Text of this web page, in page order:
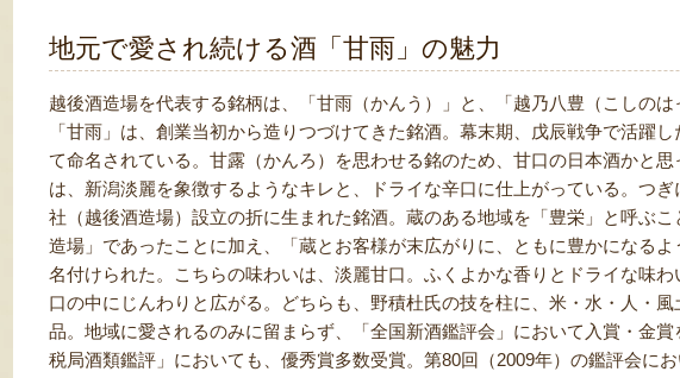
地元で愛され続ける酒「甘雨」の魅力
越後酒造場を代表する銘柄は、「甘雨（かんう）」と、「越乃八豊（こしのは
「甘雨」は、創業当初から造りつづけてきた銘酒。幕末期、戊辰戦争で活躍
て命名されている。甘露（かんろ）を思わせる銘のため、甘口の日本酒かと
は、新潟淡麗を象徴するようなキレと、ドライな辛口に仕上がっている。つ
社（越後酒造場）設立の折に生まれた銘酒。蔵のある地域を「豊栄」と呼ぶ
造場」であったことに加え、「蔵とお客様が末広がりに、ともに豊かになる
名付けられた。こちらの味わいは、淡麗甘口。ふくよかな香りとドライな味
口の中にじんわりと広がる。どちらも、野積杜氏の技を柱に、米・水・人・
品。地域に愛されるのみに留まらず、「全国新酒鑑評会」において入賞・金
税局酒類鑑評」においても、優秀賞多数受賞。第80回（2009年）の鑑評会に